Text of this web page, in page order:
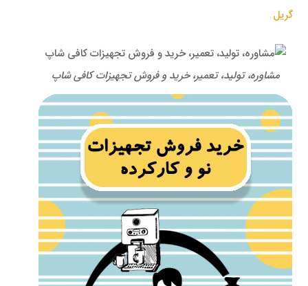
گریل
مشاوره، تولید، تعمیر، خرید و فروش تجهیزات کافی شاپ